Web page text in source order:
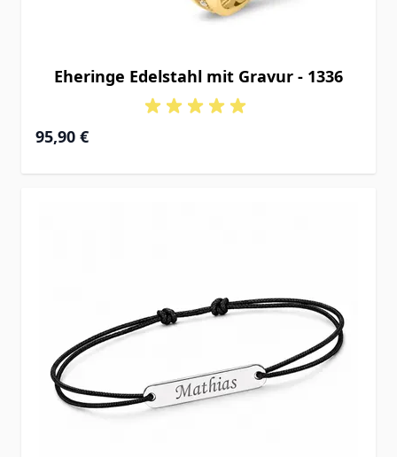
Eheringe Edelstahl mit Gravur - 1336
95,90 €